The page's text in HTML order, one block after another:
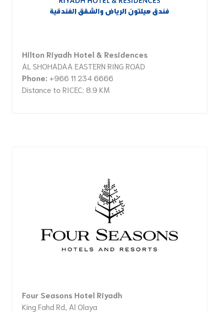
Hilton Riyadh Hotel & Residences
AL SHOHADAA EASTERN RING ROAD
Phone: +966 11 234 6666
Distance to RICEC: 8.9 KM
Four Seasons Hotel Riyadh
King Fahd Rd, Al Olaya